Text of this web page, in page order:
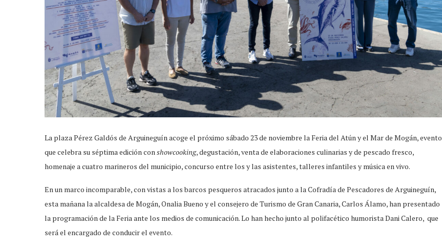
La plaza Pérez Galdós de Arguineguín acoge el próximo sábado 23 de noviembre la Feria del Atún y el Mar de Mogán, evento
que celebra su séptima edición con showcooking, degustación, venta de elaboraciones culinarias y de pescado fresco,
homenaje a cuatro marineros del municipio, concurso entre los y las asistentes, talleres infantiles y música en vivo.
En un marco incomparable, con vistas a los barcos pesqueros atracados junto a la Cofradía de Pescadores de Arguineguín,
esta mañana la alcaldesa de Mogán, Onalia Bueno y el consejero de Turismo de Gran Canaria, Carlos Álamo, han presentado
la programación de la Feria ante los medios de comunicación. Lo han hecho junto al polifacético humorista Dani Calero, que
será el encargado de conducir el evento.